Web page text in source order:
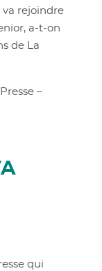
va rejoindre
a-t-on
de La
–
qui